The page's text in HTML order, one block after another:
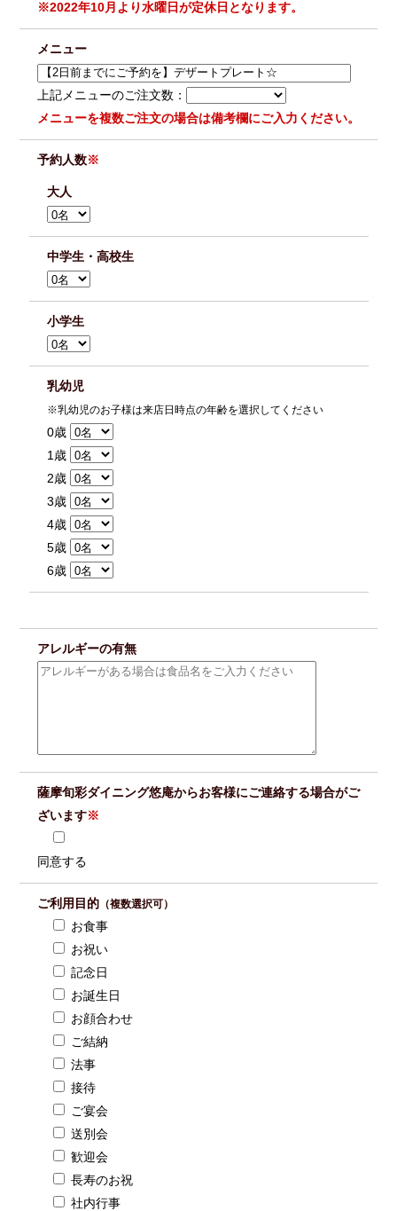
※2022年10月より水曜日が定休日となります。
メニュー
上記メニューのご注文数：
メニューを複数ご注文の場合は備考欄にご入力ください。
予約人数※
大人
中学生・高校生
小学生
乳幼児
※乳幼児のお子様は来店日時点の年齢を選択してください
0歳
1歳
2歳
3歳
4歳
5歳
6歳
アレルギーの有無
薩摩旬彩ダイニング悠庵からお客様にご連絡する場合がご
ざいます※
同意する
ご利用目的 （複数選択可）
お食事
お祝い
記念日
お誕生日
お顔合わせ
ご結納
法事
接待
ご宴会
送別会
歓迎会
長寿のお祝
社内行事